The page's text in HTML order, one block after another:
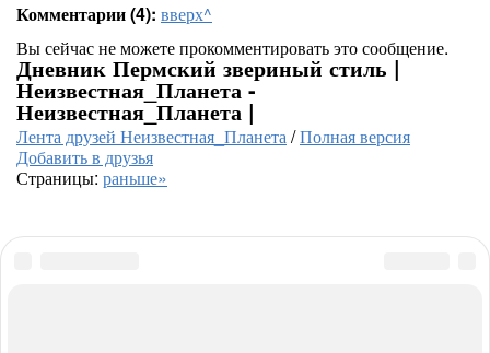
Комментарии (4): вверх^
Вы сейчас не можете прокомментировать это сообщение.
Дневник Пермский звериный стиль |
Неизвестная_Планета -
Неизвестная_Планета |
Лента друзей Неизвестная_Планета/Полная версия
Добавить в друзья
Страницы: раньше»